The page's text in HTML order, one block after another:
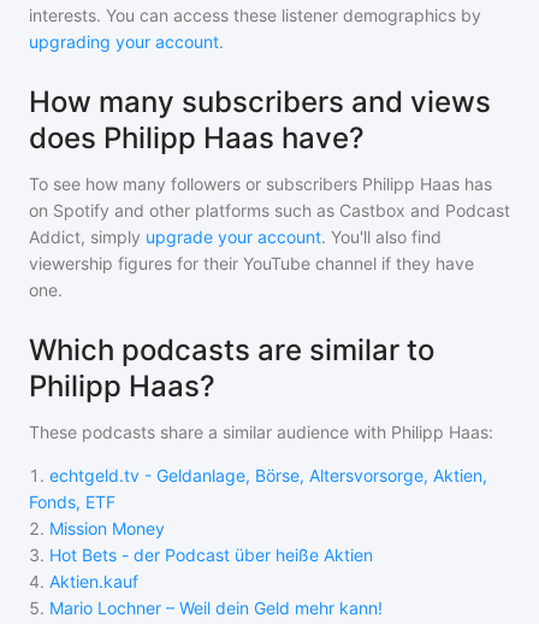
interests. You can access these listener demographics by
upgrading your account.
How many subscribers and views
does Philipp Haas have?
To see how many followers or subscribers Philipp Haas has
on Spotify and other platforms such as Castbox and Podcast
Addict, simply upgrade your account. You'll also find
viewership figures for their YouTube channel if they have
one.
Which podcasts are similar to
Philipp Haas?
These podcasts share a similar audience with Philipp Haas:
1 . echtgeld.tv - Geldanlage, Börse, Altersvorsorge, Aktien,
Fonds, ETF
2. Mission Money
3. Hot Bets - der Podcast über heiße Aktien
4. Aktien.kauf
5. Mario Lochner – Weil dein Geld mehr kann!